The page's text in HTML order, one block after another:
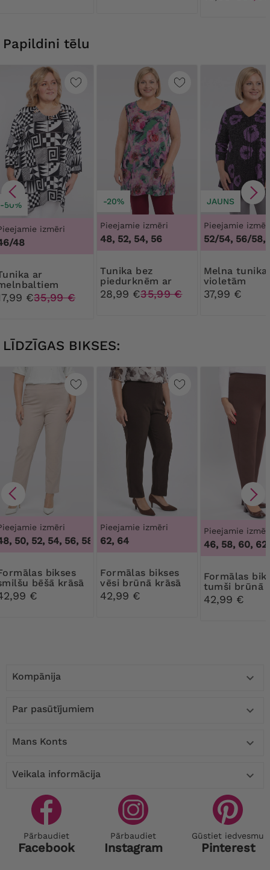
Papildini tēlu
-50%
izmēri
48
ar
€35,99 €
-20%
Pieejamie izmēri
48, 52, 54, 56
Tunika bez
piedurknēm ar
rožu rakstu
28,99 €35,99 €
JAUNS
Pieejamie
52/54, 56/58,
Melna tunika ar
violetām
magonēm
37,99 €
LĪDZĪGAS BIKSES:
izmēri
50, 52, 54, 56, 58, 60, 62, 64 46, 48, 50, 52, 54, 56, 58,
bēšā krāsā
€
Pieejamie izmēri
62, 64
Formālas bikses
vēsi brūnā krāsā
42,99 €
Pieejamie
46, 58, 60,
Formālas bikses
tumši brūnā
42,99 €
Kompānija 
Par pasūtījumiem 
Mans Konts 
Veikala informācija 
Pārbaudiet
Facebook
Pārbaudiet
Instagram
Gūstiet iedvesmu
Pinterest